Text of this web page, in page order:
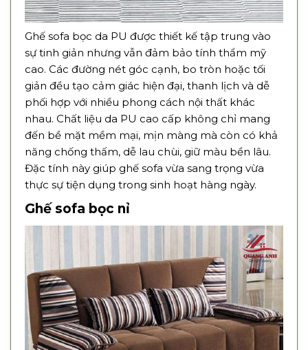
Ghế sofa bọc da PU được thiết kế tập trung vào
sự tinh giản nhưng vẫn đảm bảo tính thẩm mỹ
cao. Các đường nét góc cạnh, bo tròn hoặc tối
giản đều tạo cảm giác hiện đại, thanh lịch và dễ
phối hợp với nhiều phong cách nội thất khác
nhau. Chất liệu da PU cao cấp không chỉ mang
đến bề mặt mềm mại, mịn màng mà còn có khả
năng chống thấm, dễ lau chùi, giữ màu bền lâu.
Đặc tính này giúp ghế sofa vừa sang trọng vừa
thực sự tiện dụng trong sinh hoạt hàng ngày.
Ghế sofa bọc nỉ